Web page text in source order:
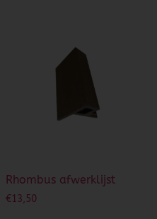
Rhombus afwerklijst
€13,50